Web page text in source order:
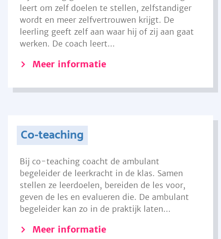
leert om zelf doelen te stellen, zelfstandiger
wordt en meer zelfvertrouwen krijgt. De
leerling geeft zelf aan waar hij of zij aan gaat
werken. De coach leert...
Meer informatie
Co-teaching
Bij co-teaching coacht de ambulant
begeleider de leerkracht in de klas. Samen
stellen ze leerdoelen, bereiden de les voor,
geven de les en evalueren die. De ambulant
begeleider kan zo in de praktijk laten...
Meer informatie